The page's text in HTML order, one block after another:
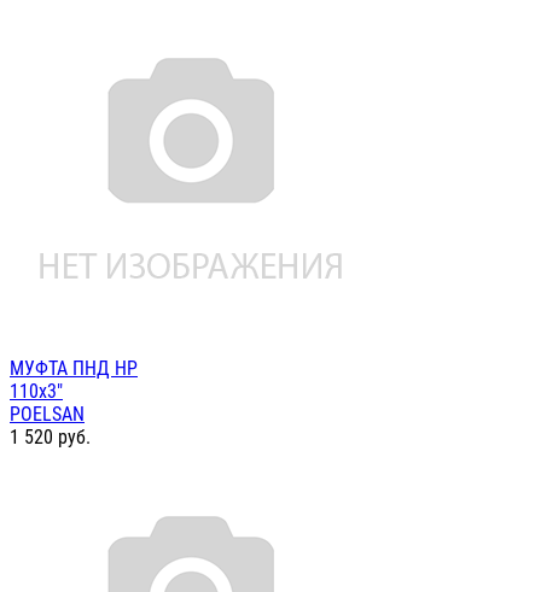
МУФТА ПНД НР
110х3"
POELSAN
1 520 руб.